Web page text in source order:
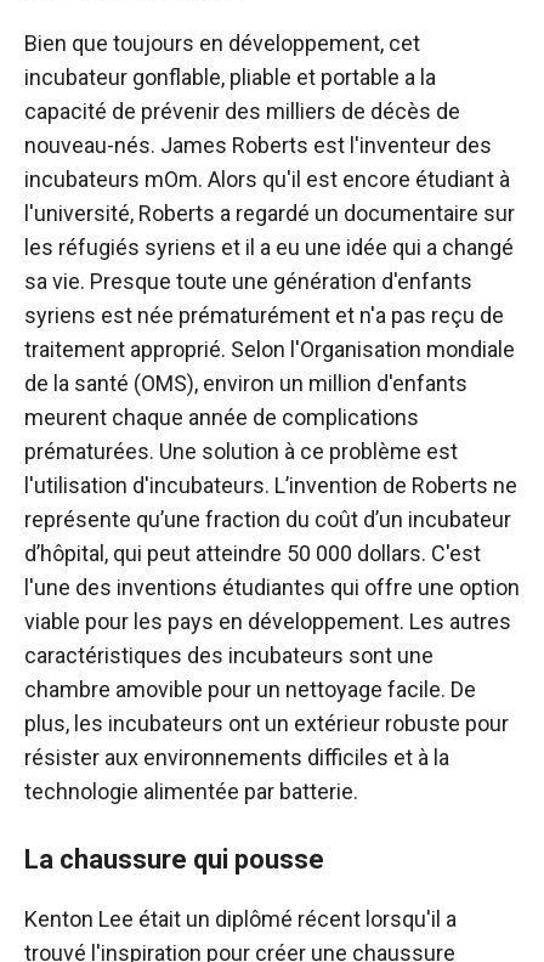
Bien que toujours en développement, cet
incubateur gonflable, pliable et portable a la
capacité de prévenir des milliers de décès de
nouveau-nés. James Roberts est l'inventeur des
incubateurs mOm. Alors qu'il est encore étudiant à
l'université, Roberts a regardé un documentaire sur
les réfugiés syriens et il a eu une idée qui a changé
sa vie. Presque toute une génération d'enfants
syriens est née prématurément et n'a pas reçu de
traitement approprié. Selon l'Organisation mondiale
de la santé (OMS), environ un million d'enfants
meurent chaque année de complications
prématurées. Une solution à ce problème est
l'utilisation d'incubateurs. L’invention de Roberts ne
représente qu’une fraction du coût d’un incubateur
d’hôpital, qui peut atteindre 50 000 dollars. C'est
l'une des inventions étudiantes qui offre une option
viable pour les pays en développement. Les autres
caractéristiques des incubateurs sont une
chambre amovible pour un nettoyage facile. De
plus, les incubateurs ont un extérieur robuste pour
résister aux environnements difficiles et à la
technologie alimentée par batterie.
La chaussure qui pousse
Kenton Lee était un diplômé récent lorsqu'il a
trouvé l'inspiration pour créer une chaussure